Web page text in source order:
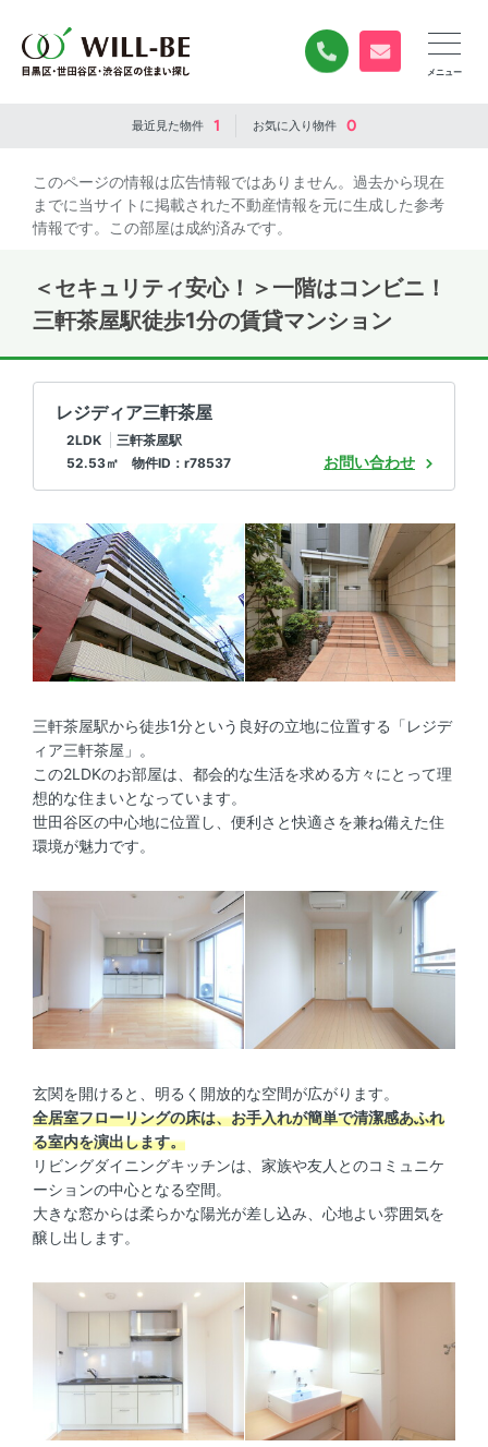
0120-840-834
無料お問い合
最近見た物件 1 お気に入り物件 0
このページの情報は広告情報ではありません。過去から現在
までに当サイトに掲載された不動産情報を元に生成した参考
情報です。この部屋は成約済みです。
＜セキュリティ安心！＞一階はコンビニ！
三軒茶屋駅徒歩1分の賃貸マンション
レジディア三軒茶屋
2LDK
三軒茶屋駅
52.53㎡ 物件ID：r78537
お問い合わせ
三軒茶屋駅から徒歩1分という良好の立地に位置する「レジデ
ィア三軒茶屋」。
この2LDKのお部屋は、都会的な生活を求める方々にとって理
想的な住まいとなっています。
世田谷区の中心地に位置し、便利さと快適さを兼ね備えた住
環境が魅力です。
玄関を開けると、明るく開放的な空間が広がります。
全居室フローリングの床は、お手入れが簡単で清潔感あふれ
る室内を演出します。
リビングダイニングキッチンは、家族や友人とのコミュニケ
ーションの中心となる空間。
大きな窓からは柔らかな陽光が差し込み、心地よい雰囲気を
醸し出します。